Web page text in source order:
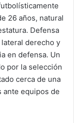
26 años, natural
Defensa
derecho y
en defensa. Un
por la selección
cerca de una
ante equipos de